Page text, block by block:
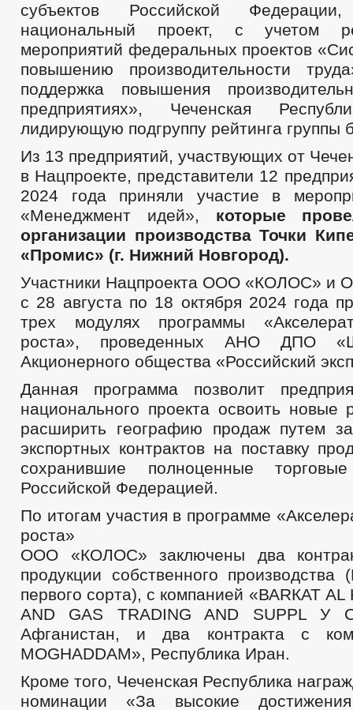
субъектов Российской
национальный проект, с учетом
мероприятий федеральных проектов
повышению производительности
поддержка повышения
предприятиях», Чеченская
лидирующую подгруппу рейтинга группы
Из 13 предприятий, участвующих от
в Нацпроекте, представители 12
2024 года приняли участие в
«Менеджмент идей», которые
организации производства Точки
«Промис» (г. Нижний Новгород).
Участники Нацпроекта ООО «КОЛОС» и
с 28 августа по 18 октября 2024 года
трех модулях программы
роста», проведенных АНО ДПО
Акционерного общества «Российский
Данная программа позволит
национального проекта освоить новые
расширить географию продаж путем
экспортных контрактов на поставку
сохранившие полноценные
Российской Федерацией.
По итогам участия в программе
роста»
ООО «КОЛОС» заключены два
продукции собственного производства
первого сорта), с компанией «ВАRКАТ AL
AND GAS TRADING AND SUPPL У
Афганистан, и два контракта с
MOGHADDAM», Республика Иран.
Кроме того, Чеченская Республика
номинации «За высокие